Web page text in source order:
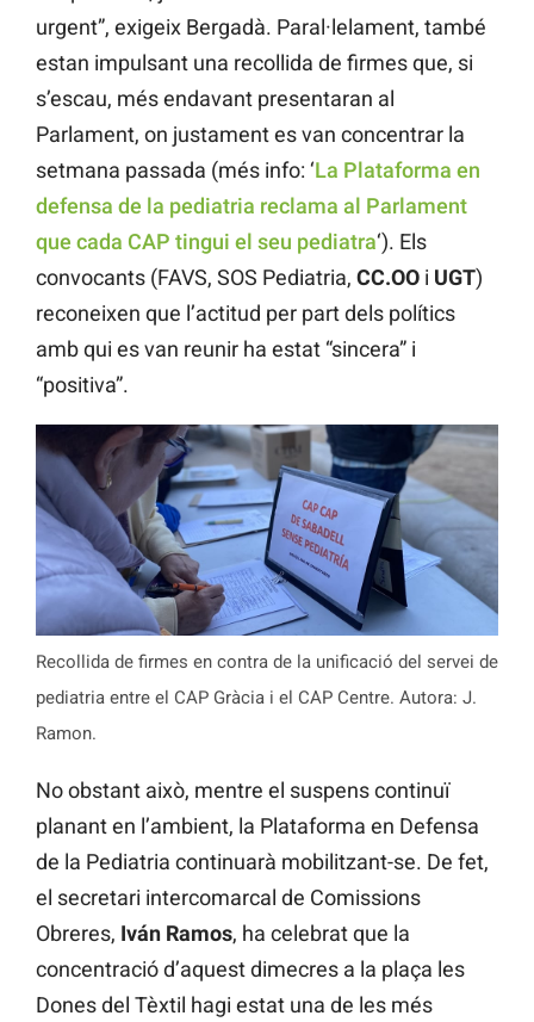
urgent”, exigeix Bergadà. Paral·lelament, també
estan impulsant una recollida de firmes que, si
s’escau, més endavant presentaran al
Parlament, on justament es van concentrar la
setmana passada (més info: ‘La Plataforma en
defensa de la pediatria reclama al Parlament
que cada CAP tingui el seu pediatra‘). Els
convocants (FAVS, SOS Pediatria, CC.OO i UGT)
reconeixen que l’actitud per part dels polítics
amb qui es van reunir ha estat “sincera” i
“positiva”.
Recollida de firmes en contra de la unificació del servei de
pediatria entre el CAP Gràcia i el CAP Centre. Autora: J.
Ramon.
No obstant això, mentre el suspens continuï
planant en l’ambient, la Plataforma en Defensa
de la Pediatria continuarà mobilitzant-se. De fet,
el secretari intercomarcal de Comissions
Obreres, Iván Ramos, ha celebrat que la
concentració d’aquest dimecres a la plaça les
Dones del Tèxtil hagi estat una de les més